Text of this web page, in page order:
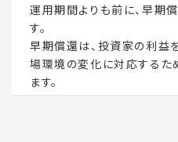
運用期間よりも前に、早期
す。
早期償還は、投資家の利益
場環境の変化に対応するた
ます。